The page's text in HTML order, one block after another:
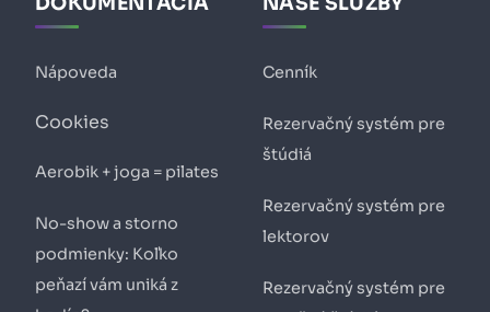
Nápoveda
Cookies
Aerobik + joga = pilates
No-show a storno
podmienky: Koľko
peňazí vám uniká z
Cenník
Rezervačný systém pre
štúdiá
Rezervačný systém pre
lektorov
Rezervačný systém pre